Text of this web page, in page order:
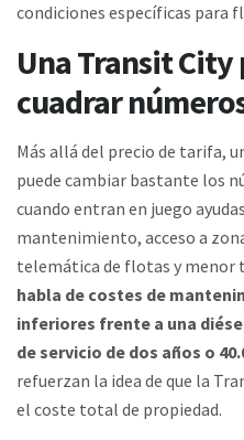
condiciones específicas para
Una Transit City
cuadrar
Más allá del precio de tarifa,
puede cambiar bastante los
cuando entran en juego
mantenimiento, acceso a
telemática de flotas y menor
habla de costes de
inferiores frente a una
de servicio de dos años o
refuerzan la idea de que la
el coste total de propiedad.